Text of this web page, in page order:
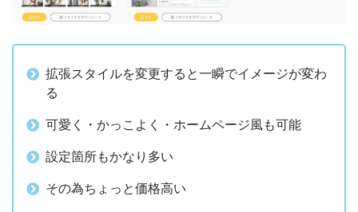
拡張スタイルを変更すると一瞬でイメージが変わ
る
可愛く・かっこよく・ホームページ風も可能
設定箇所もかなり多い
その為ちょっと価格高い